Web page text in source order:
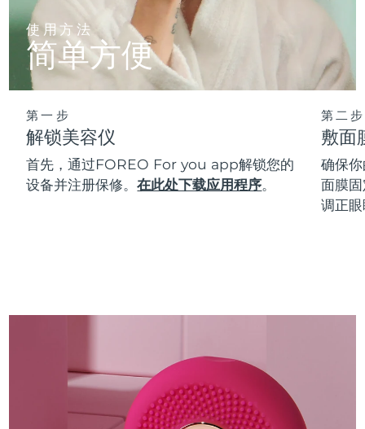
使用方法
简单方便
第一步
解锁美容仪
首先，通过FOREO For you app解锁您的
设备并注册保修。在此处下载应用程序。
第二步
敷面
确保
面膜
调正